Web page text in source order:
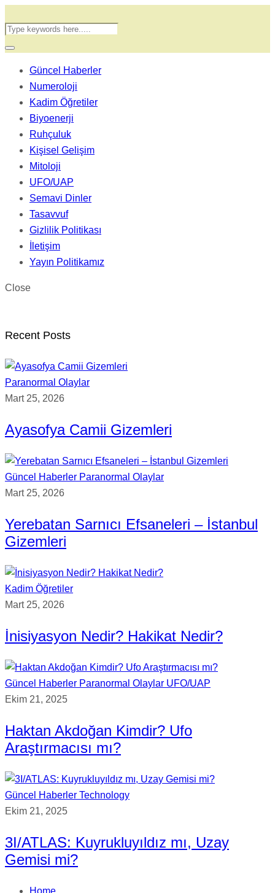
Güncel Haberler
Numeroloji
Kadim Öğretiler
Biyoenerji
Ruhçuluk
Kişisel Gelişim
Mitoloji
UFO/UAP
Semavi Dinler
Tasavvuf
Gizlilik Politikası
İletişim
Yayın Politikamız
Close
Recent Posts
Paranormal Olaylar
Mart 25, 2026
Ayasofya Camii Gizemleri
Güncel Haberler Paranormal Olaylar
Mart 25, 2026
Yerebatan Sarnıcı Efsaneleri – İstanbul
Gizemleri
Kadim Öğretiler
Mart 25, 2026
İnisiyasyon Nedir? Hakikat Nedir?
Güncel Haberler Paranormal Olaylar UFO/UAP
Ekim 21, 2025
Haktan Akdoğan Kimdir? Ufo
Araştırmacısı mı?
Güncel Haberler Technology
Ekim 21, 2025
3I/ATLAS: Kuyrukluyıldız mı, Uzay
Gemisi mi?
Home